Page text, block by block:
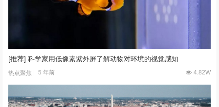
[推荐] 科学家用低像素紫外屏了解动物对环境的视觉感知
热点聚焦 5 年前 4.82W